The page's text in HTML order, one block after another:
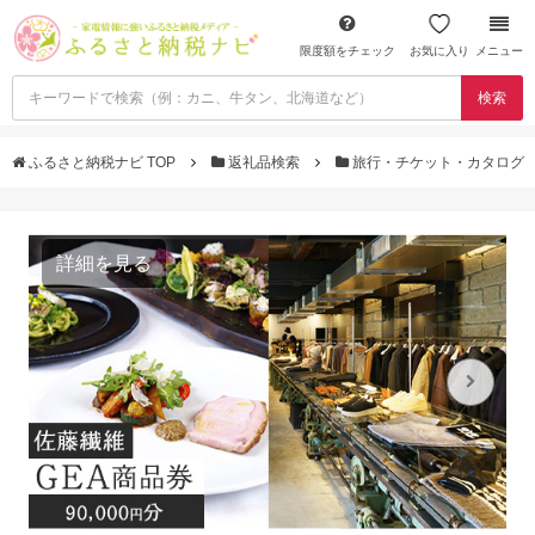
限度額をチェック お気に入り メニュー
検索
ふるさと納税ナビ TOP 返礼品検索 旅行・チケット・カタログ
詳細を見る